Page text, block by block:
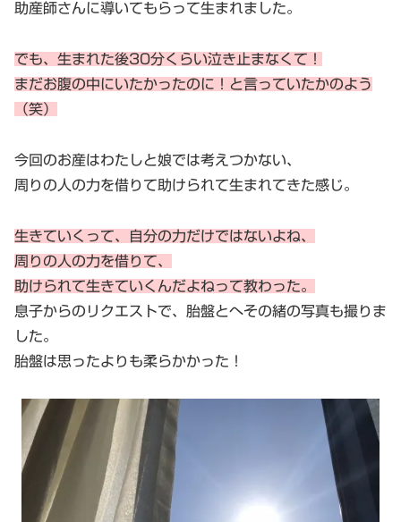
助産師さんに導いてもらって生まれました。
でも、生まれた後30分くらい泣き止まなくて！
まだお腹の中にいたかったのに！と言っていたかのよう
（笑）
今回のお産はわたしと娘では考えつかない、
周りの人の力を借りて助けられて生まれてきた感じ。
生きていくって、自分の力だけではないよね、
周りの人の力を借りて、
助けられて生きていくんだよねって教わった。
息子からのリクエストで、胎盤とへその緒の写真も撮りま
した。
胎盤は思ったよりも柔らかかった！